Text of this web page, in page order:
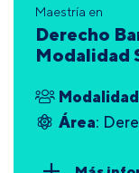
Maestría en
Derecho
Modalidad
Área: